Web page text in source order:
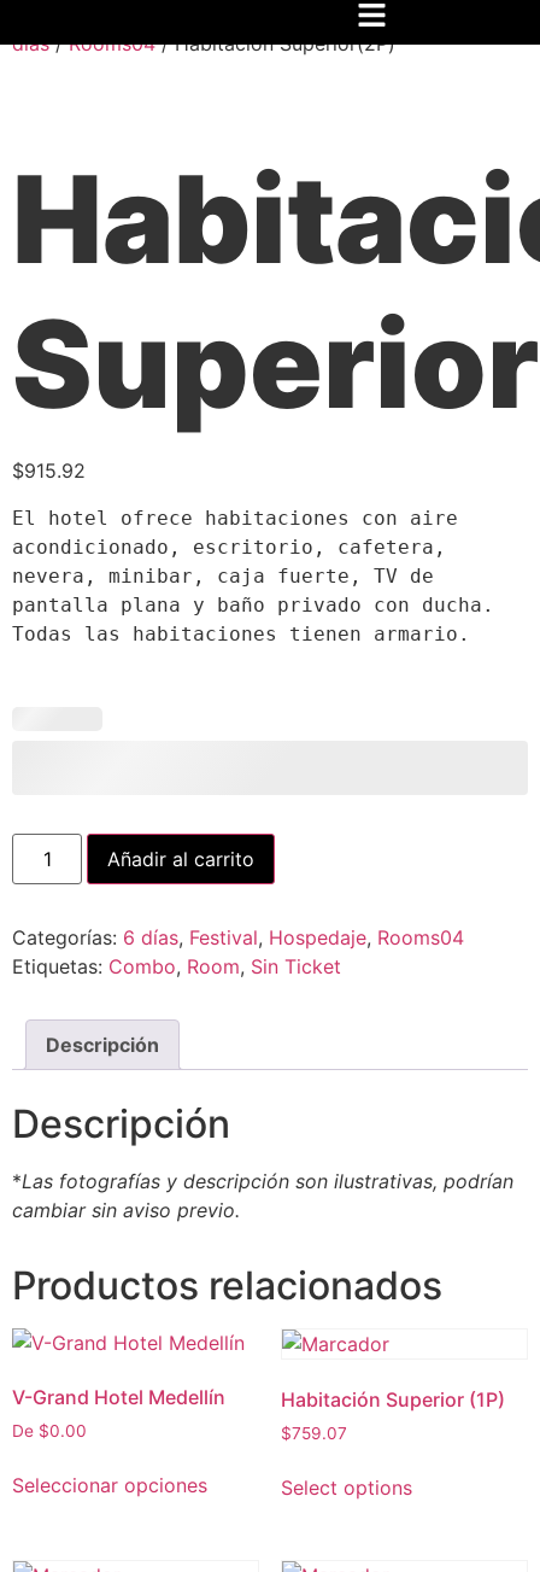
días/Rooms04/ Habitación Superior(2P)
$915.92
El hotel ofrece habitaciones con aire
acondicionado, escritorio, cafetera,
nevera, minibar, caja fuerte, TV de
pantalla plana y baño privado con ducha.
Todas las habitaciones tienen armario.
Añadir al carrito
Categorías: 6 días, Festival, Hospedaje, Rooms04
Etiquetas: Combo, Room, Sin Ticket
Descripción
Descripción
*Las fotografías y descripción son ilustrativas, podrían
cambiar sin aviso previo.
Productos relacionados
V-Grand Hotel Medellín
De $0.00
Seleccionar opciones
Habitación Superior (1P)
$759.07
Select options